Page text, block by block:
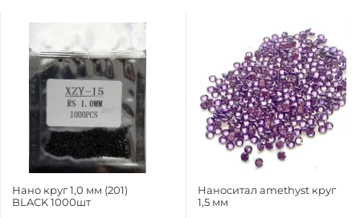
Нано круг 1,0 мм (201)
BLACK 1000шт
Наноситал amethyst круг
1,5 мм